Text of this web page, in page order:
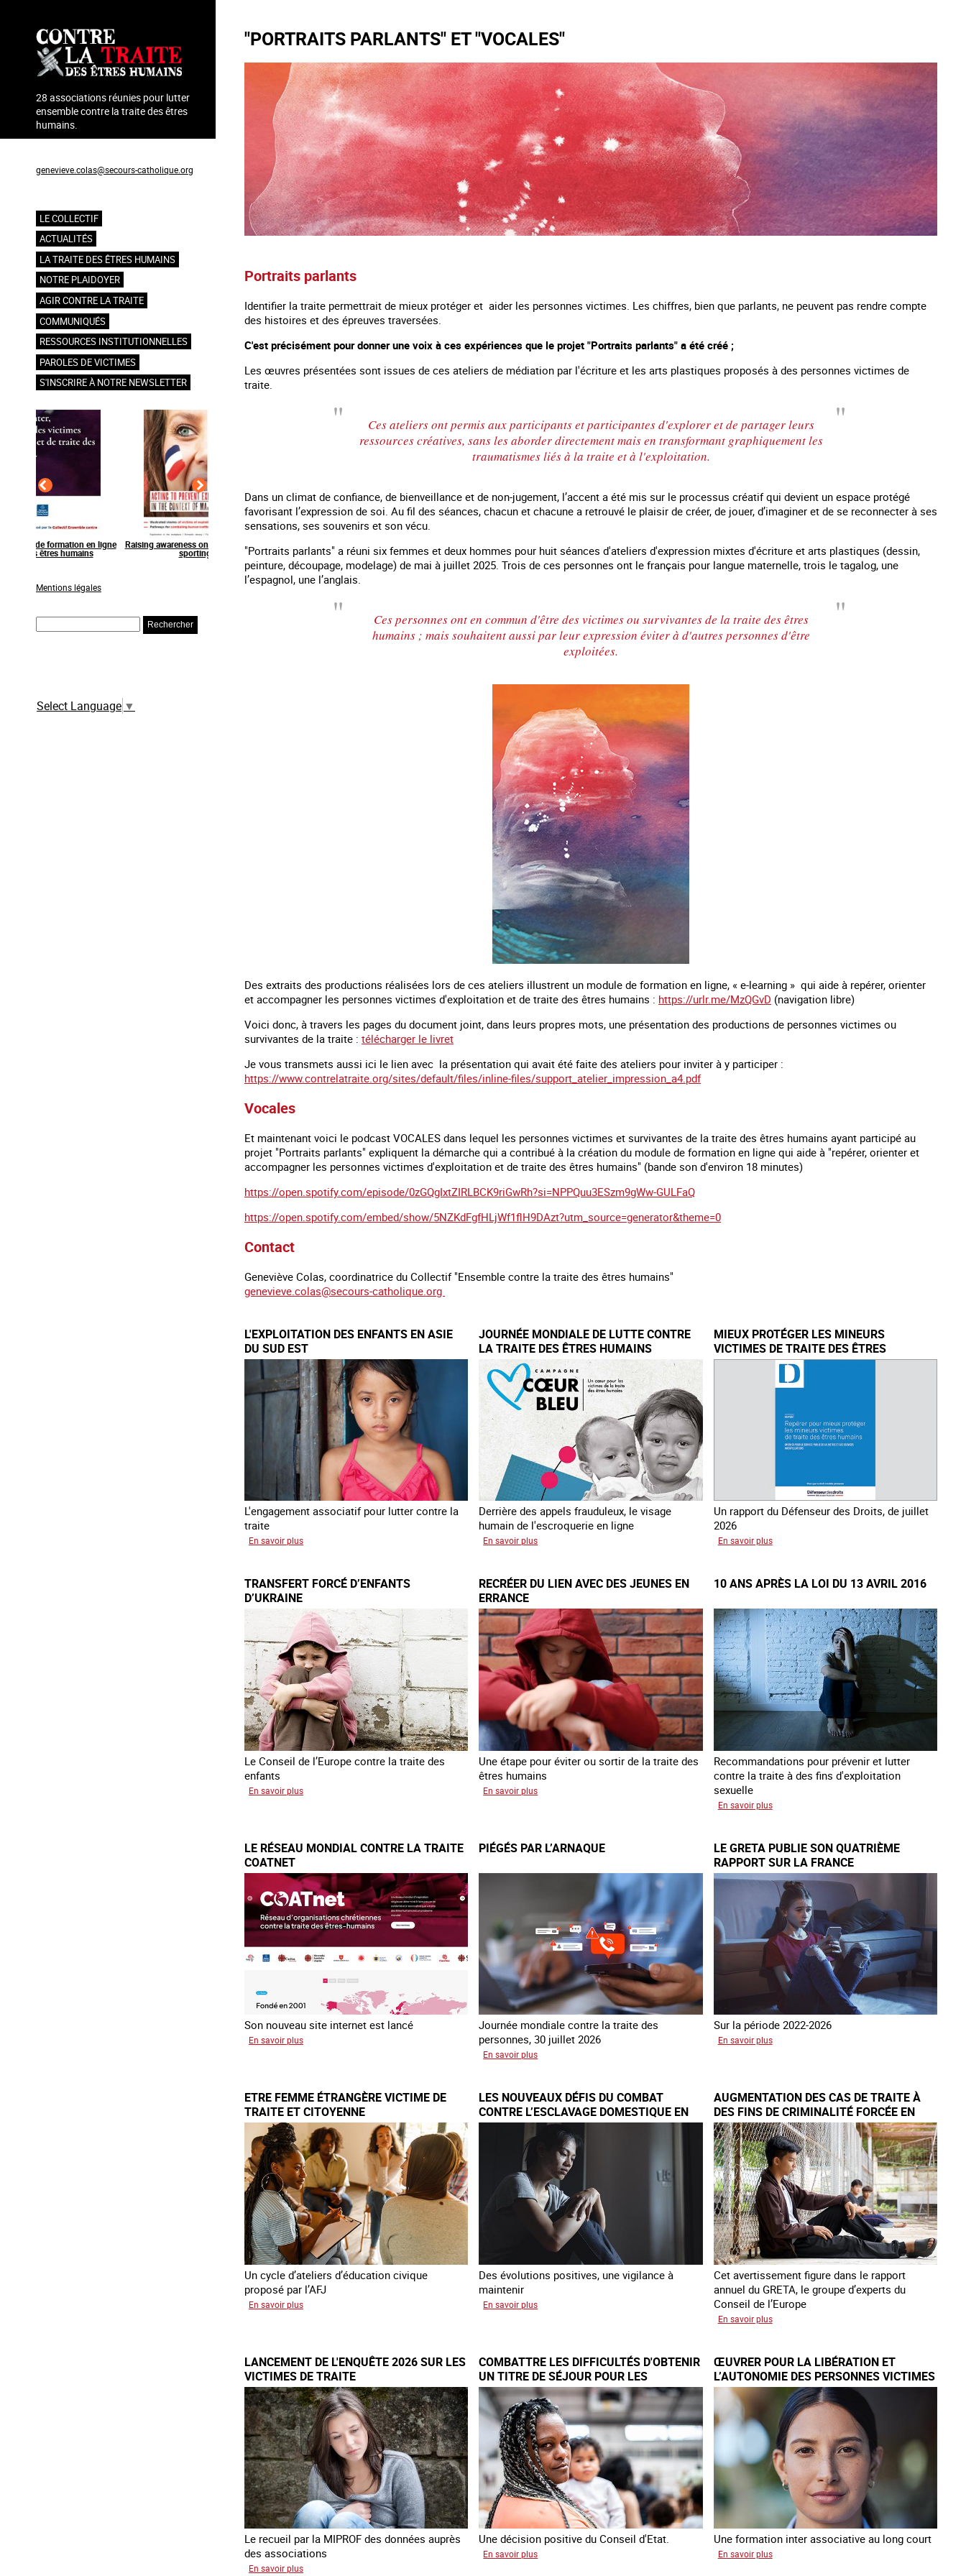
contenu
principal
28 associations réunies pour lutter
ensemble contre la traite des êtres
humains.
genevieve.colas@secours-catholique.org
Navigation
principale
LE COLLECTIF
ACTUALITÉS
LA TRAITE DES ÊTRES HUMAINS
NOTRE PLAIDOYER
AGIR CONTRE LA TRAITE
COMMUNIQUÉS
RESSOURCES INSTITUTIONNELLES
PAROLES DE VICTIMES
S'INSCRIRE À NOTRE NEWSLETTER
Raising awareness on the sidelines of major
sporting events
Agir contre l’exploitation en marge des
grands événements sportifs
Information aux personnes exilées. #Invisibles : Traite des mineurs en France #Devenir : l'accompagnement des mineurs
victime de traite
Mentions légales
Select Language ▼
"PORTRAITS PARLANTS" ET "VOCALES"
Portraits parlants
Identifier la traite permettrait de mieux protéger et aider les personnes victimes. Les chiffres, bien que parlants, ne peuvent pas rendre compte
des histoires et des épreuves traversées.
C'est précisément pour donner une voix à ces expériences que le projet "Portraits parlants" a été créé ;
Les œuvres présentées sont issues de ces ateliers de médiation par l'écriture et les arts plastiques proposés à des personnes victimes de
traite.
Ces ateliers ont permis aux participants et participantes d'explorer et de partager leurs
ressources créatives, sans les aborder directement mais en transformant graphiquement les
traumatismes liés à la traite et à l'exploitation.
Dans un climat de confiance, de bienveillance et de non-jugement, l’accent a été mis sur le processus créatif qui devient un espace protégé
favorisant l’expression de soi. Au fil des séances, chacun et chacune a retrouvé le plaisir de créer, de jouer, d’imaginer et de se reconnecter à ses
sensations, ses souvenirs et son vécu.
"Portraits parlants" a réuni six femmes et deux hommes pour huit séances d'ateliers d'expression mixtes d'écriture et arts plastiques (dessin,
peinture, découpage, modelage) de mai à juillet 2025. Trois de ces personnes ont le français pour langue maternelle, trois le tagalog, une
l’espagnol, une l’anglais.
Ces personnes ont en commun d'être des victimes ou survivantes de la traite des êtres
humains ; mais souhaitent aussi par leur expression éviter à d'autres personnes d'être
exploitées.
Des extraits des productions réalisées lors de ces ateliers illustrent un module de formation en ligne, « e-learning » qui aide à repérer, orienter
et accompagner les personnes victimes d'exploitation et de traite des êtres humains : https://urlr.me/MzQGvD (navigation libre)
Voici donc, à travers les pages du document joint, dans leurs propres mots, une présentation des productions de personnes victimes ou
survivantes de la traite : télécharger le livret
Je vous transmets aussi ici le lien avec la présentation qui avait été faite des ateliers pour inviter à y participer :
https://www.contrelatraite.org/sites/default/files/inline-files/support_atelier_impression_a4.pdf
Vocales
Et maintenant voici le podcast VOCALES dans lequel les personnes victimes et survivantes de la traite des êtres humains ayant participé au
projet "Portraits parlants" expliquent la démarche qui a contribué à la création du module de formation en ligne qui aide à "repérer, orienter et
accompagner les personnes victimes d'exploitation et de traite des êtres humains" (bande son d'environ 18 minutes)
https://open.spotify.com/episode/0zGQgIxtZIRLBCK9riGwRh?si=NPPQuu3ESzm9gWw-GULFaQ
https://open.spotify.com/embed/show/5NZKdFgfHLjWf1flH9DAzt?utm_source=generator&theme=0
Contact
Geneviève Colas, coordinatrice du Collectif "Ensemble contre la traite des êtres humains"
genevieve.colas@secours-catholique.org
L'EXPLOITATION DES ENFANTS EN ASIE
DU SUD EST
L'engagement associatif pour lutter contre la
traite
En savoir plus
enfants
Asie
du
sud
est
JOURNÉE MONDIALE DE LUTTE CONTRE
LA TRAITE DES ÊTRES HUMAINS
Derrière des appels frauduleux, le visage
humain de l'escroquerie en ligne
En savoir plus
de
contre
la
traite
des
êtres
humains
MIEUX PROTÉGER LES MINEURS
VICTIMES DE TRAITE DES ÊTRES
HUMAINS
Un rapport du Défenseur des Droits, de juillet
2026
En savoir plussur
les
victimes
de
traite
des
êtres
humains
TRANSFERT FORCÉ D’ENFANTS
D’UKRAINE
Le Conseil de l’Europe contre la traite des
enfants
En savoir plus
d’Ukraine
RECRÉER DU LIEN AVEC DES JEUNES EN
ERRANCE
Une étape pour éviter ou sortir de la traite des
êtres humains
En savoir plus
avec
jeunes
10 ANS APRÈS LA LOI DU 13 AVRIL 2016
Recommandations pour prévenir et lutter
contre la traite à des fins d'exploitation
sexuelle
En savoir plussur
après
la
loi
du
13
avril
2016
LE RÉSEAU MONDIAL CONTRE LA TRAITE
COATNET
Son nouveau site internet est lancé
En savoir plus
contre
la
traite
COATNET
PIÉGÉS PAR L’ARNAQUE
Journée mondiale contre la traite des
personnes, 30 juillet 2026
En savoir plus
l’arnaque
LE GRETA PUBLIE SON QUATRIÈME
RAPPORT SUR LA FRANCE
Sur la période 2022-2026
En savoir plussur
son
quatrième
rapport
sur
la
France
ETRE FEMME ÉTRANGÈRE VICTIME DE
TRAITE ET CITOYENNE
Un cycle d’ateliers d’éducation civique
proposé par l’AFJ
En savoir plus
victime
de
traite
et
citoyenne
LES NOUVEAUX DÉFIS DU COMBAT
CONTRE L’ESCLAVAGE DOMESTIQUE EN
FRANCE
Des évolutions positives, une vigilance à
maintenir
En savoir plus
du
combat
contre
l’esclavage
domestique
en
France
AUGMENTATION DES CAS DE TRAITE À
DES FINS DE CRIMINALITÉ FORCÉE EN
EUROPE
Cet avertissement figure dans le rapport
annuel du GRETA, le groupe d’experts du
Conseil de l’Europe
En savoir plussur
cas
de
traite
des
fins
de
criminalité
forcée
en
Europe
LANCEMENT DE L'ENQUÊTE 2026 SUR LES
VICTIMES DE TRAITE
Le recueil par la MIPROF des données auprès
des associations
En savoir plus
COMBATTRE LES DIFFICULTÉS D'OBTENIR
UN TITRE DE SÉJOUR POUR LES
VICTIMES DE TRAITE
Une décision positive du Conseil d'Etat.
En savoir plus
ŒUVRER POUR LA LIBÉRATION ET
L’AUTONOMIE DES PERSONNES VICTIMES
DE TRAITE
Une formation inter associative au long court
En savoir plussur